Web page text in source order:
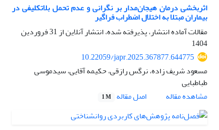
اثربخشی درمان هیجان‌مدار بر نگرانی و عدم تحمل بلاتکلیفی در
بیماران مبتلا به اختلال اضطراب فراگیر
مقالات آماده انتشار، پذیرفته شده، انتشار آنلاین از
31 فروردین
1404
10.22059/japr.2025.367877.644775
مسعود شریف زاده، نرگس رازقی، حکیمه آقایی، سیدموسی
طباطبایی
مشاهده مقاله
اصل مقاله 1 M